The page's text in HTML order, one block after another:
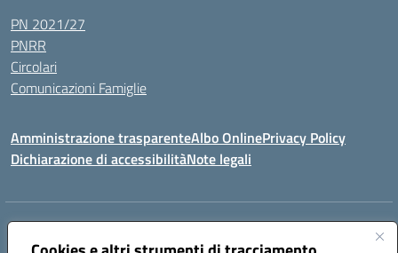
PN 2021/27
PNRR
Circolari
Comunicazioni Famiglie
Amministrazione trasparenteAlbo OnlinePrivacy Policy
Dichiarazione di accessibilitàNote legali
Indirizzo:
Centralino:(+39) 0737787634 Email:mcic80700n@istruzione.it